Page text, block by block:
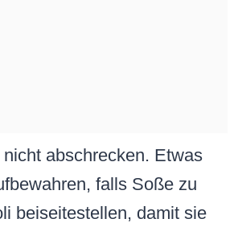
abschrecken. Etwas
falls Soße zu
beiseitestellen, damit sie